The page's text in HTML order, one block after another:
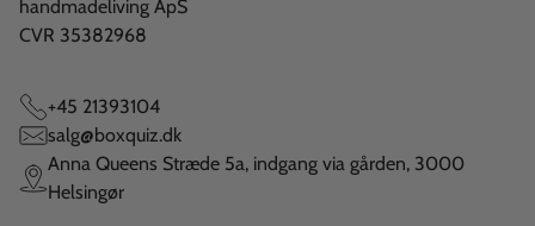
handmadeliving ApS
CVR 35382968
+45 21393104
salg@boxquiz.dk
Anna Queens Stræde 5a, indgang via gården, 3000
Helsingør